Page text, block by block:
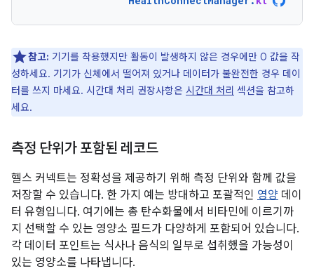
참고: 기기를 착용했지만 활동이 발생하지 않은 경우에만 0 값을 작
성하세요. 기기가 신체에서 떨어져 있거나 데이터가 불완전한 경우 데이
터를 쓰지 마세요. 시간대 처리 권장사항은 시간대 처리 섹션을 참고하
세요.
측정 단위가 포함된 레코드
헬스 커넥트는 정확성을 제공하기 위해 측정 단위와 함께 값을
저장할 수 있습니다. 한 가지 예는 방대하고 포괄적인 영양 데이
터 유형입니다. 여기에는 총 탄수화물에서 비타민에 이르기까
지 선택할 수 있는 영양소 필드가 다양하게 포함되어 있습니다.
각 데이터 포인트는 식사나 음식의 일부로 섭취했을 가능성이
있는 영양소를 나타냅니다.